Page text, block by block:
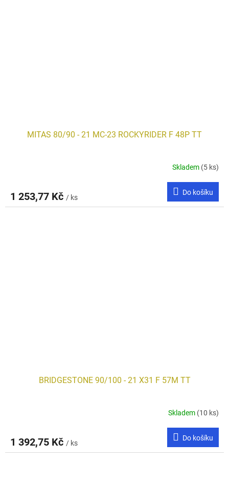
MITAS 80/90 - 21 MC-23 ROCKYRIDER F 48P TT
Skladem (5 ks)
1 253,77 Kč / ks
Do košíku
BRIDGESTONE 90/100 - 21 X31 F 57M TT
Skladem (10 ks)
1 392,75 Kč / ks
Do košíku